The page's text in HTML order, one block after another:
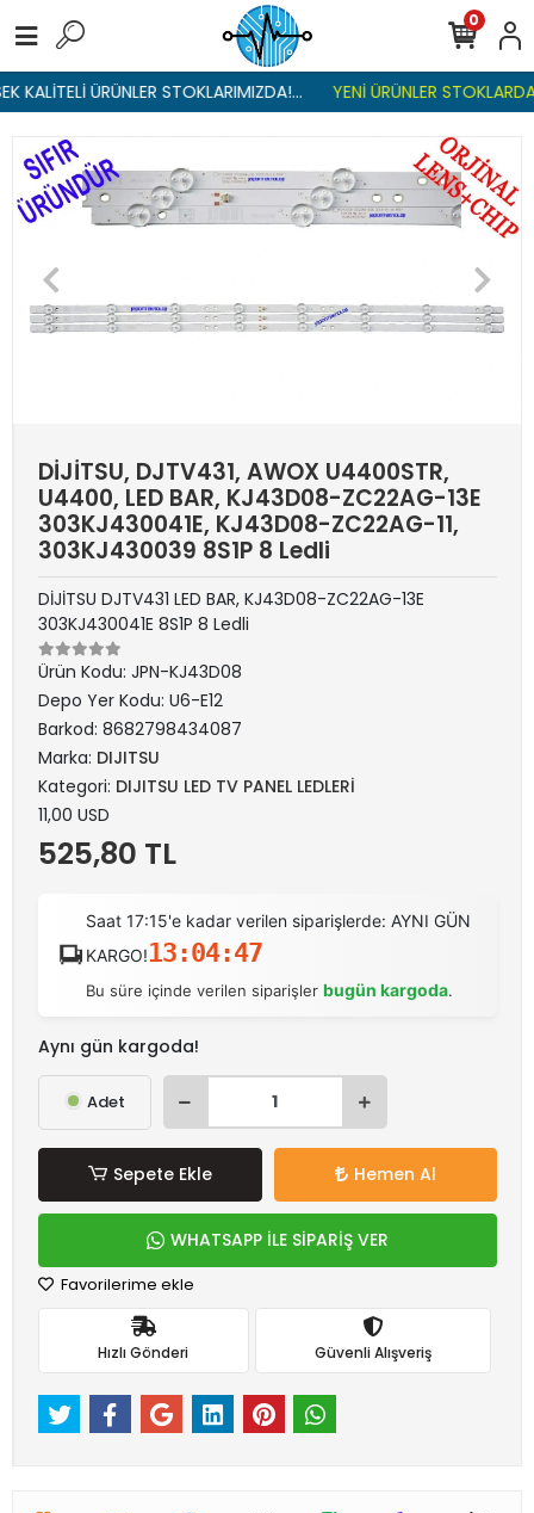
KALİTELİ ÜRÜNLER STOKLARIMIZDA!... YENİ ÜRÜNLER
0
DİJİTSU, DJTV431, AWOX U4400STR,
U4400, LED BAR, KJ43D08-ZC22AG-13E
303KJ430041E, KJ43D08-ZC22AG-11,
303KJ430039 8S1P 8 Ledli
DİJİTSU DJTV431 LED BAR, KJ43D08-ZC22AG-13E
303KJ430041E 8S1P 8 Ledli
Ürün Kodu: JPN-KJ43D08
Depo Yer Kodu: U6-E12
Barkod: 8682798434087
Marka: DIJITSU
Kategori: DIJITSU LED TV PANEL LEDLERİ
11,00 USD
525,80 TL
Saat 17:15'e kadar verilen siparişlerde: AYNI GÜN
KARGO!13:04:47
Bu süre içinde verilen siparişlerbugün kargoda.
Aynı gün kargoda!
Adet
Sepete Ekle Hemen Al
WHATSAPP İLE SİPARİŞ VER
Favorilerime ekle
Hızlı Gönderi Güvenli Alışveriş